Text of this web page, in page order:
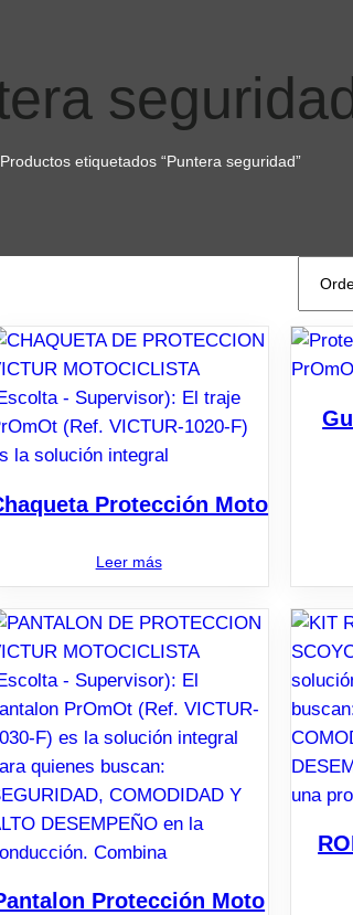
etiquetados “Puntera seguridad”
Protección Moto
Leer más
Protección Moto